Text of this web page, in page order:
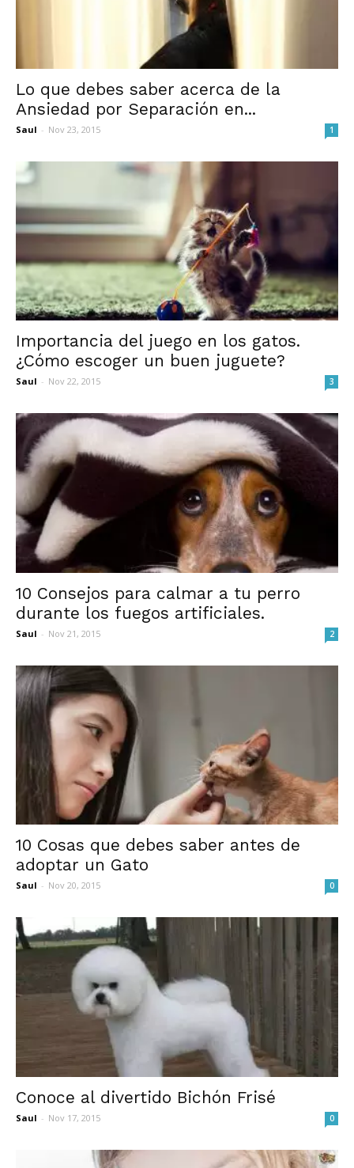
Lo que debes saber acerca de la
Ansiedad por Separación en...
Saul - Nov 23, 2015 1
Importancia del juego en los gatos.
¿Cómo escoger un buen juguete?
Saul - Nov 22, 2015 3
10 Consejos para calmar a tu perro
durante los fuegos artificiales.
Saul - Nov 21, 2015 2
10 Cosas que debes saber antes de
adoptar un Gato
Saul - Nov 20, 2015 0
Conoce al divertido Bichón Frisé
Saul - Nov 17, 2015 0